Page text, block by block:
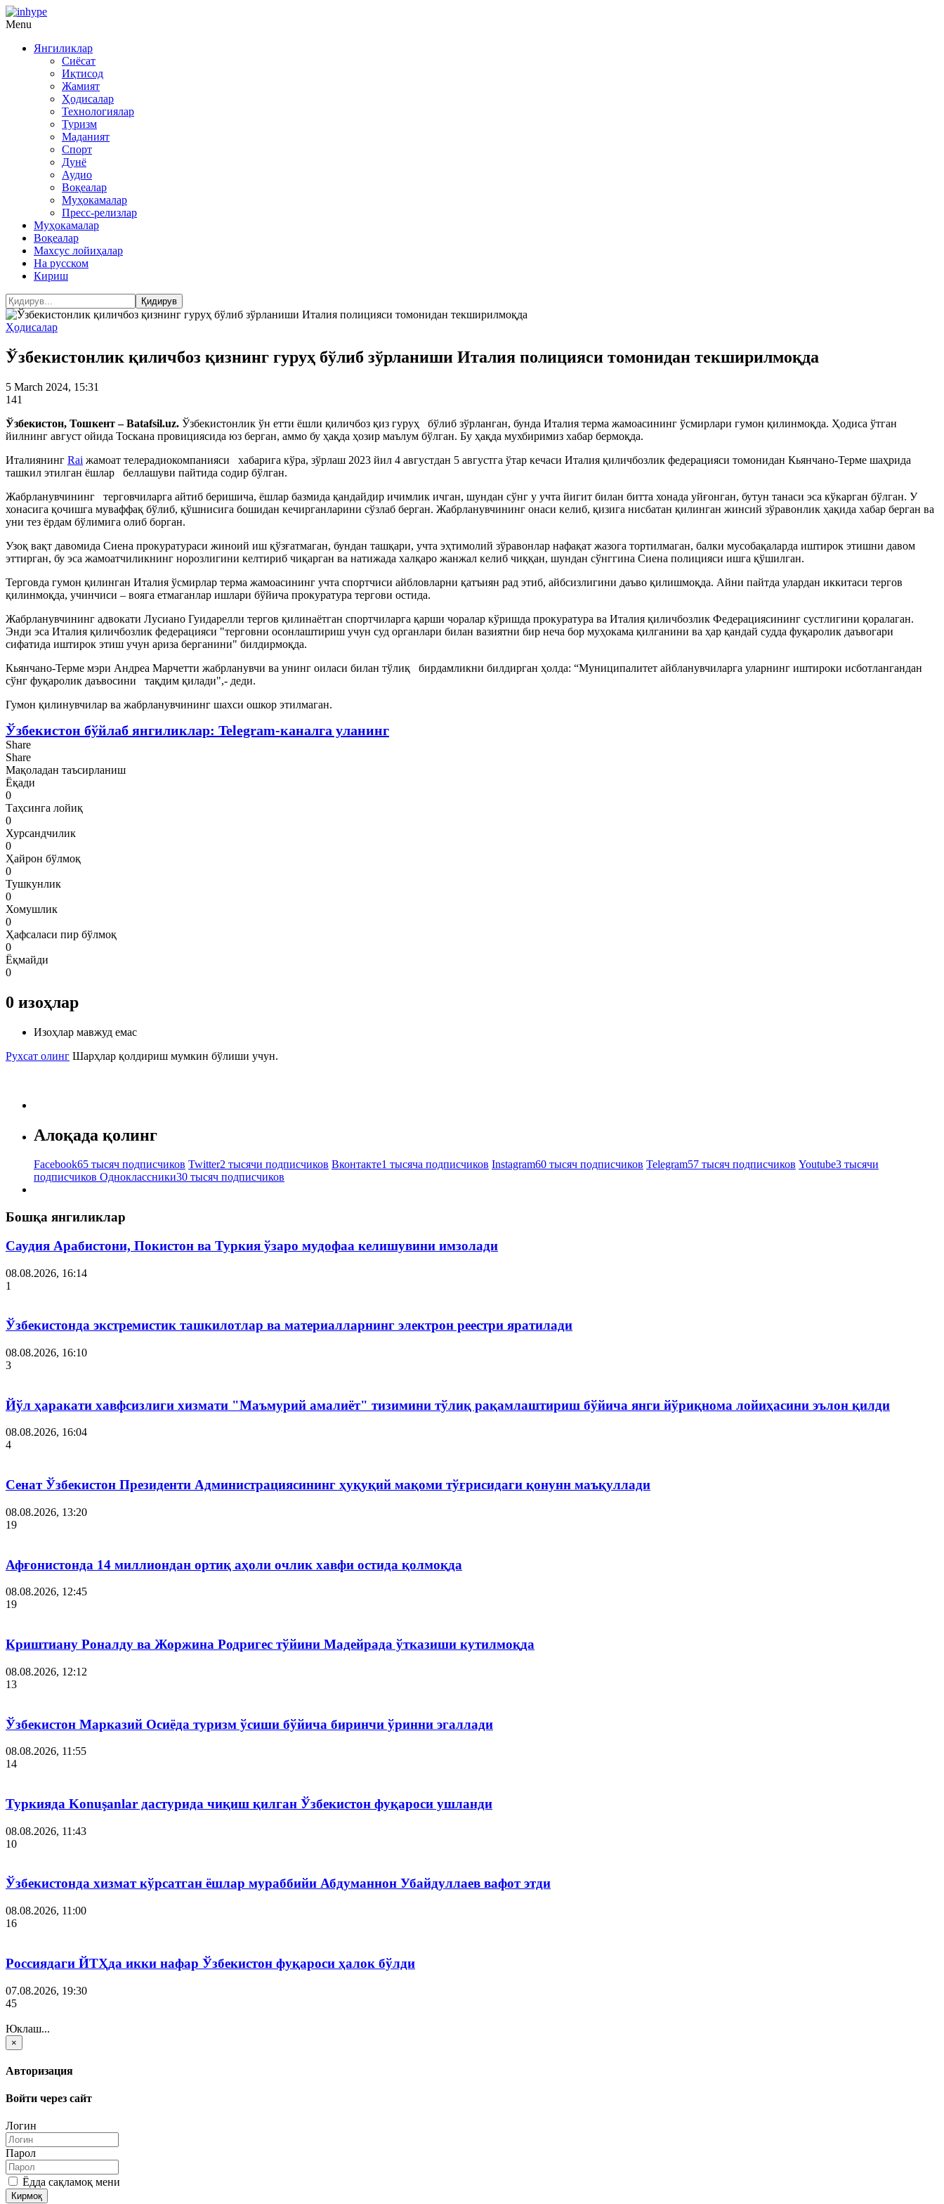
Menu
Янгиликлар
Сиёсат
Иқтисод
Жамият
Ҳодисалар
Технологиялар
Туризм
Маданият
Спорт
Дунё
Аудио
Воқеалар
Муҳокамалар
Пресс-релизлар
Муҳокамалар
Воқеалар
Махсус лойиҳалар
На русском
Кириш
Ҳодисалар
Ўзбекистонлик қиличбоз қизнинг гуруҳ бўлиб зўрланиши Италия полицияси томонидан текширилмоқда
5 March 2024, 15:31
141
Ўзбекистон, Тошкент – Batafsil.uz. Ўзбекистонлик ўн етти ёшли қиличбоз қиз гуруҳ бўлиб зўрланган, бунда Италия терма жамоасининг ўсмирлари гумон қилинмоқда. Ҳодиса ўтган
йилнинг август ойида Тоскана провициясида юз берган, аммо бу ҳақда ҳозир маълум бўлган. Бу ҳақда мухбиримиз хабар бермоқда.
Италиянинг Rai жамоат телерадиокомпанияси хабарига кўра, зўрлаш 2023 йил 4 августдан 5 августга ўтар кечаси Италия қиличбозлик федерацияси томонидан Кьянчано-Терме шаҳрида
ташкил этилган ёшлар беллашуви пайтида содир бўлган.
Жабрланувчининг терговчиларга айтиб беришича, ёшлар базмида қандайдир ичимлик ичган, шундан сўнг у учта йигит билан битта хонада уйғонган, бутун танаси эса кўкарган бўлган. У
хонасига қочишга муваффақ бўлиб, қўшнисига бошидан кечирганларини сўзлаб берган. Жабрланувчининг онаси келиб, қизига нисбатан қилинган жинсий зўравонлик ҳақида хабар берган ва
уни тез ёрдам бўлимига олиб борган.
Узоқ вақт давомида Сиена прокуратураси жиноий иш қўзғатмаган, бундан ташқари, учта эҳтимолий зўравонлар нафақат жазога тортилмаган, балки мусобақаларда иштирок этишни давом
эттирган, бу эса жамоатчиликнинг норозлигини келтириб чиқарган ва натижада халқаро жанжал келиб чиққан, шундан сўнггина Сиена полицияси ишга қўшилган.
Терговда гумон қилинган Италия ўсмирлар терма жамоасининг учта спортчиси айбловларни қатъиян рад этиб, айбсизлигини даъво қилишмоқда. Айни пайтда улардан иккитаси тергов
қилинмоқда, учинчиси – вояга етмаганлар ишлари бўйича прокуратура тергови остида.
Жабрланувчининг адвокати Луcиано Гуидарелли тергов қилинаётган спортчиларга қарши чоралар кўришда прокуратура ва Италия қиличбозлик Федерациясининг сустлигини қоралаган.
Энди эса Италия қиличбозлик федерацияси "терговни осонлаштириш учун суд органлари билан вазиятни бир неча бор муҳокама қилганини ва ҳар қандай судда фуқаролик даъвогари
сифатида иштирок этиш учун ариза берганини" билдирмоқда.
Кьянчано-Терме мэри Андреа Марчетти жабрланувчи ва унинг оиласи билан тўлиқ бирдамликни билдирган ҳолда: “Муниципалитет айбланувчиларга уларнинг иштироки исботлангандан
сўнг фуқаролик даъвосини тақдим қилади",- деди.
Гумон қилинувчилар ва жабрланувчининг шахси ошкор этилмаган.
Ўзбекистон бўйлаб янгиликлар: Telegram-каналга уланинг
Share
Share
Мақоладан таъсирланиш
Ёқади
0
Таҳсинга лойиқ
0
Хурсандчилик
0
Ҳайрон бўлмоқ
0
Тушкунлик
0
Хомушлик
0
Ҳафсаласи пир бўлмоқ
0
Ёқмайди
0
0 изоҳлар
Изоҳлар мавжуд емас
Рухсат олинг Шарҳлар қолдириш мумкин бўлиши учун.
Алоқада қолинг
Facebook65 тысяч подписчиков Twitter2 тысячи подписчиков Вконтакте1 тысяча подписчиков Instagram60 тысяч подписчиков Telegram57 тысяч подписчиков Youtube3 тысячи
подписчиков Одноклассники30 тысяч подписчиков
Бошқа янгиликлар
Саудия Арабистони, Покистон ва Туркия ўзаро мудофаа келишувини имзолади
08.08.2026, 16:14
1
Ўзбекистонда экстремистик ташкилотлар ва материалларнинг электрон реестри яратилади
08.08.2026, 16:10
3
Йўл ҳаракати хавфсизлиги хизмати "Маъмурий амалиёт" тизимини тўлиқ рақамлаштириш бўйича янги йўриқнома лойиҳасини эълон қилди
08.08.2026, 16:04
4
Сенат Ўзбекистон Президенти Администрациясининг ҳуқуқий мақоми тўғрисидаги қонунн маъқуллади
08.08.2026, 13:20
19
Афғонистонда 14 миллиондан ортиқ аҳоли очлик хавфи остида қолмоқда
08.08.2026, 12:45
19
Криштиану Роналду ва Жоржина Родригес тўйини Мадейрада ўтказиши кутилмоқда
08.08.2026, 12:12
13
Ўзбекистон Марказий Осиёда туризм ўсиши бўйича биринчи ўринни эгаллади
08.08.2026, 11:55
14
Туркияда Konuşanlar дастурида чиқиш қилган Ўзбекистон фуқароси ушланди
08.08.2026, 11:43
10
Ўзбекистонда хизмат кўрсатган ёшлар мураббийи Абдуманнон Убайдуллаев вафот этди
08.08.2026, 11:00
16
Россиядаги ЙТҲда икки нафар Ўзбекистон фуқароси ҳалок бўлди
07.08.2026, 19:30
45
Юклаш...
×
Авторизация
Войти через сайт
Логин
Парол
Ёдда сақламоқ мени